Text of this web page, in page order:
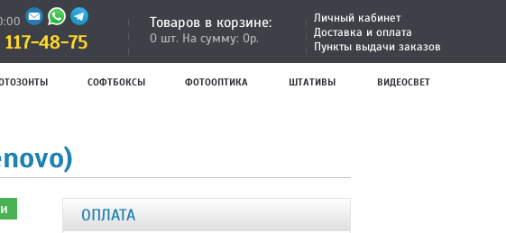
Личный кабинет
Доставка и оплата
Пункты выдачи заказов
Товаров в корзине:
0 шт. На сумму: 0р.
48-75
СОФТБОКСЫ ФОТООПТИКА ШТАТИВЫ ВИДЕОСВЕТ
ОПЛАТА